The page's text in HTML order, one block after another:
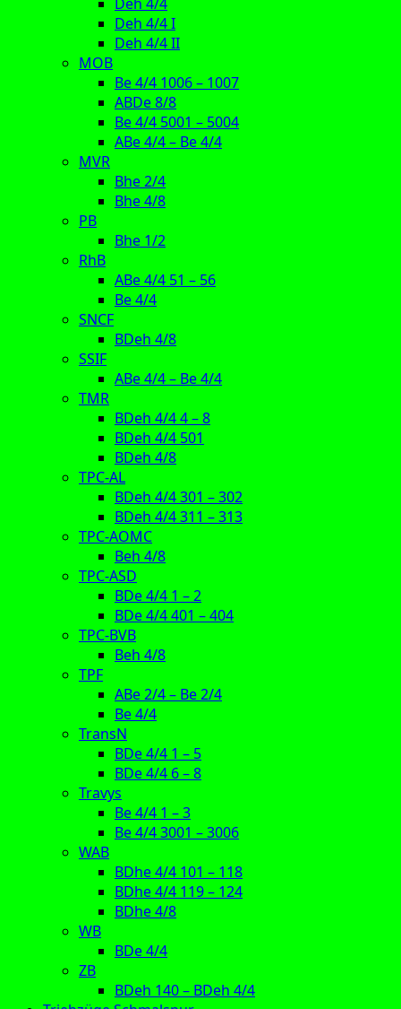
Deh 4/4 I
Deh 4/4 II
MOB
Be 4/4 1006 – 1007
ABDe 8/8
Be 4/4 5001 – 5004
ABe 4/4 – Be 4/4
MVR
Bhe 2/4
Bhe 4/8
PB
Bhe 1/2
RhB
ABe 4/4 51 – 56
Be 4/4
SNCF
BDeh 4/8
SSIF
ABe 4/4 – Be 4/4
TMR
BDeh 4/4 4 – 8
BDeh 4/4 501
BDeh 4/8
TPC-AL
BDeh 4/4 301 – 302
BDeh 4/4 311 – 313
TPC-AOMC
Beh 4/8
TPC-ASD
BDe 4/4 1 – 2
BDe 4/4 401 – 404
TPC-BVB
Beh 4/8
TPF
ABe 2/4 – Be 2/4
Be 4/4
TransN
BDe 4/4 1 – 5
BDe 4/4 6 – 8
Travys
Be 4/4 1 – 3
Be 4/4 3001 – 3006
WAB
BDhe 4/4 101 – 118
BDhe 4/4 119 – 124
BDhe 4/8
WB
BDe 4/4
ZB
BDeh 140 – BDeh 4/4